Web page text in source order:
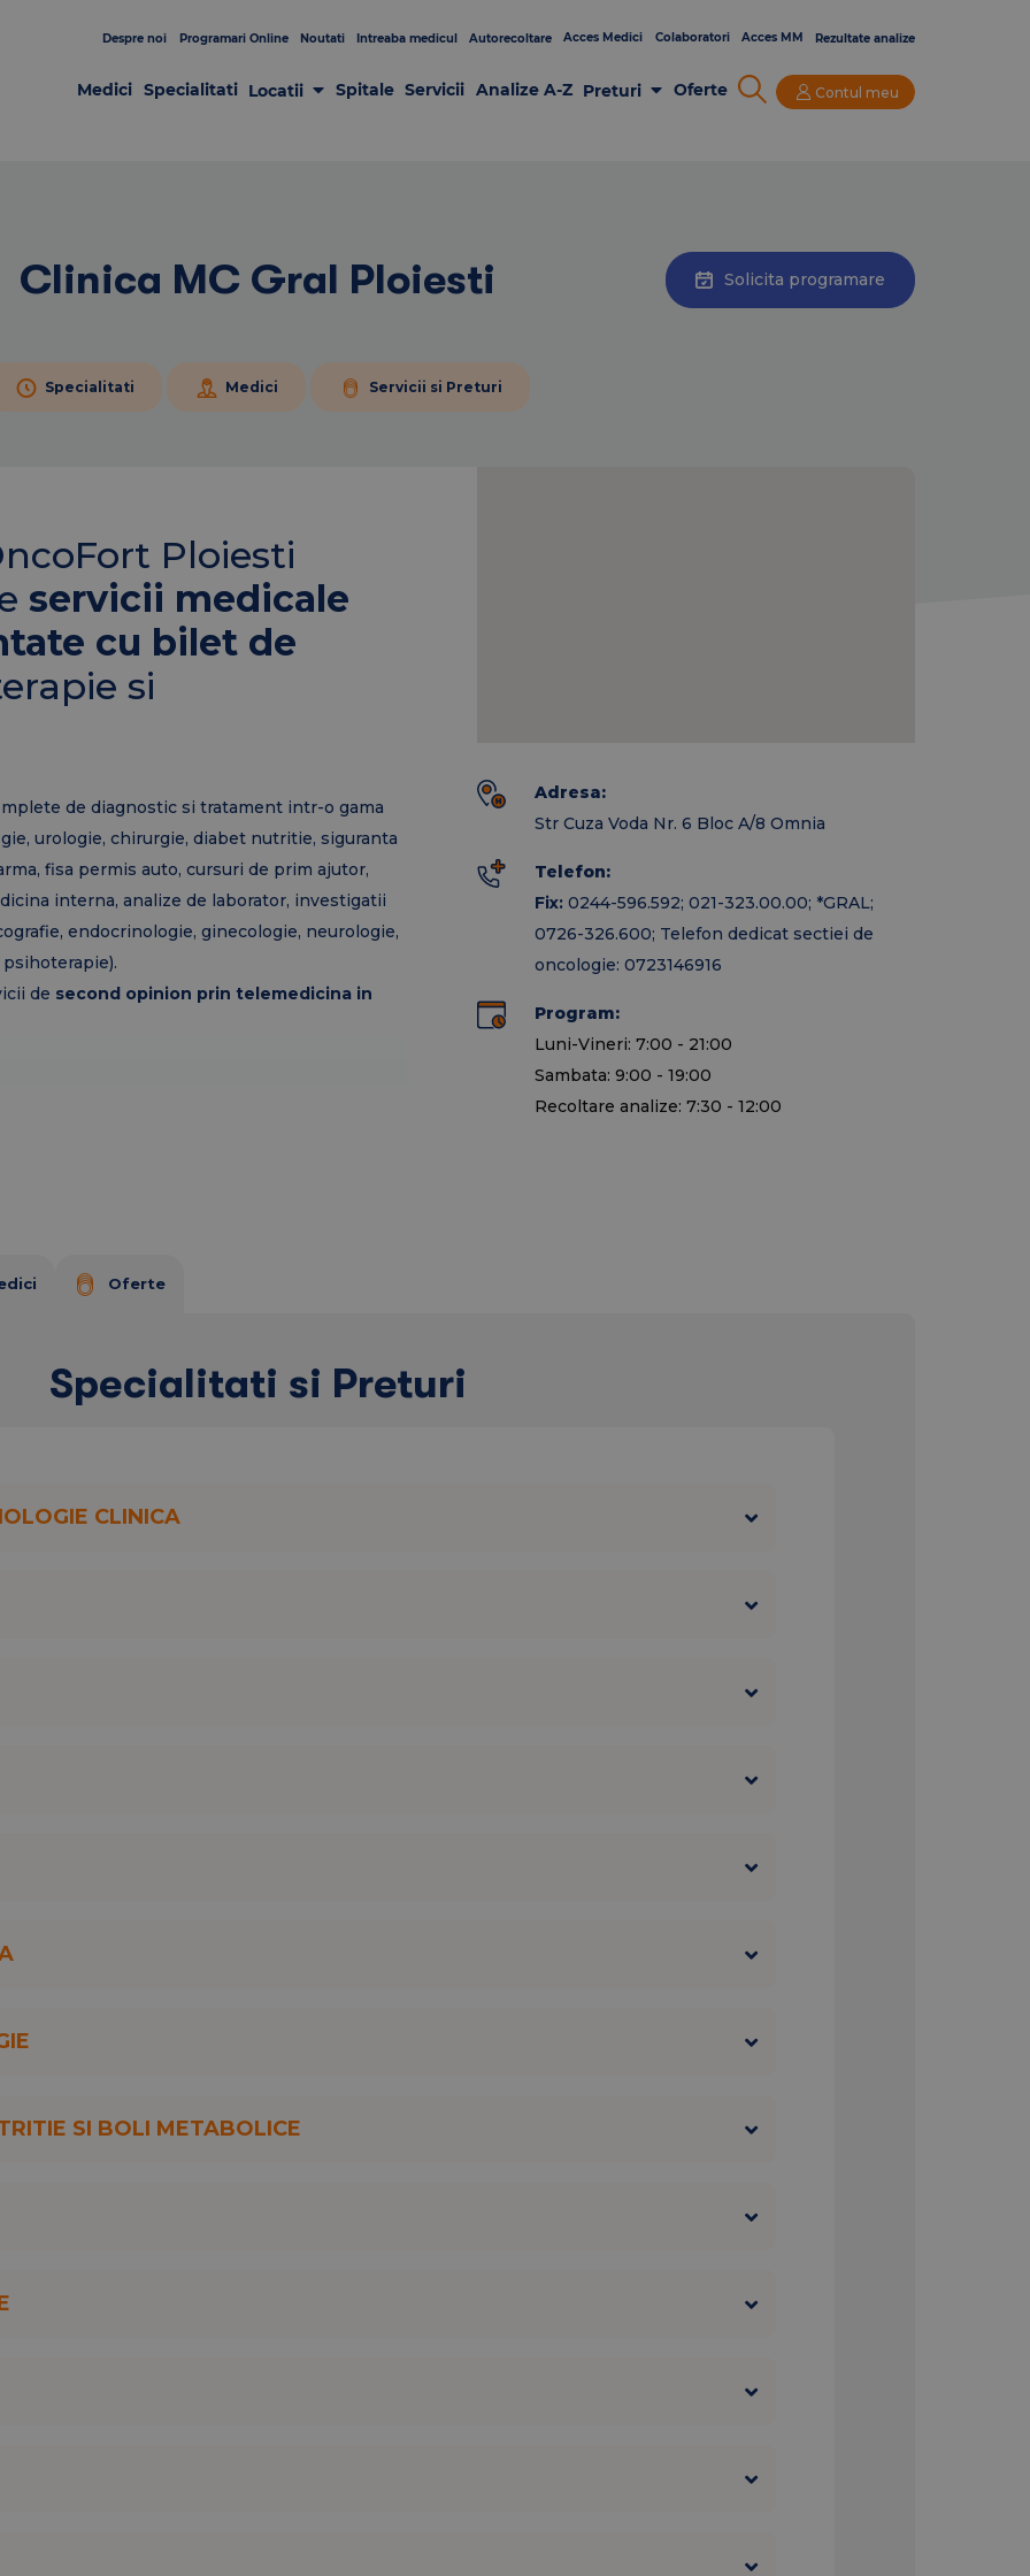
Despre noi Programari Online Noutati Intreaba medicul Autorecoltare Acces Medici Colaboratori Acces MM Rezultate analize
Medici Specialitati Locatii Spitale Servicii Analize A-Z Preturi Oferte Contul meu
Clinica MC Gral Ploiesti Solicita programare
Specialitati Medici Servicii si Preturi
Ploiesti
servicii medicale
cu bilet de
si
de diagnostic si tratament intr-o gama
urologie, chirurgie, diabet nutritie, siguranta
fisa permis auto, cursuri de prim ajutor,
interna, analize de laborator, investigatii
endocrinologie, ginecologie, neurologie,
de second opinion prin telemedicina in
(RMN, CT, Radiografie conventionala)
de la populatie
urmatoarele premii:
Adresa:
Str Cuza Voda Nr. 6 Bloc A/8 Omnia
Telefon:
Fix: 0244-596.592; 021-323.00.00; *GRAL;
0726-326.600; Telefon dedicat sectiei de
oncologie: 0723146916
Program:
Luni-Vineri: 7:00 - 21:00
Sambata: 9:00 - 19:00
Recoltare analize: 7:30 - 12:00
Oferte
Specialitati si Preturi
CLINICA
SI BOLI METABOLICE